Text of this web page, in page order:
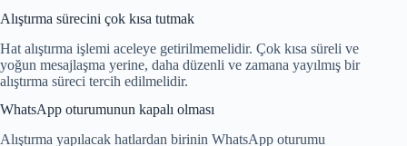
Alıştırma sürecini çok kısa tutmak
Hat alıştırma işlemi aceleye getirilmemelidir. Çok kısa süreli ve
yoğun mesajlaşma yerine, daha düzenli ve zamana yayılmış bir
alıştırma süreci tercih edilmelidir.
WhatsApp oturumunun kapalı olması
Alıştırma yapılacak hatlardan birinin WhatsApp oturumu